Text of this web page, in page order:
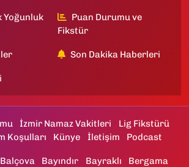
Yoğunluk
Puan Durumu ve
Fikstür
Son Dakika Haberleri
İzmir Namaz Vakitleri
Lig Fikstürü
Koşulları
Künye İletişim Podcast
Balçova Bayındır Bayraklı Bergama